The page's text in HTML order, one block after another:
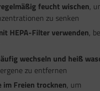
feucht wischen,
zu senken
HEPA-Filter verwenden,
wechseln und heiß
zu entfernen
im Freien trocknen, um